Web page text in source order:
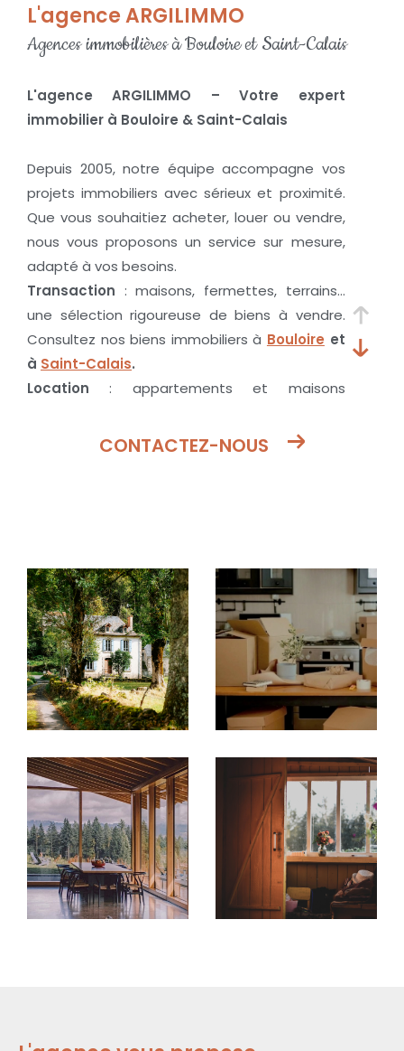
L'agence ARGILIMMO
Agences immobilières à Bouloire et Saint-Calais
L'agence ARGILIMMO – Votre expert
immobilier à Bouloire & Saint-Calais
Depuis 2005, notre équipe accompagne vos
projets immobiliers avec sérieux et proximité.
Que vous souhaitiez acheter, louer ou vendre,
nous vous proposons un service sur mesure,
adapté à vos besoins.
Transaction : maisons, fermettes, terrains…
une sélection rigoureuse de biens à vendre.
Consultez nos biens immobiliers à Bouloire et
à Saint-Calais.
Location : appartements et maisons
Estimation: une évaluation au juste prix de
CONTACTEZ-NOUS